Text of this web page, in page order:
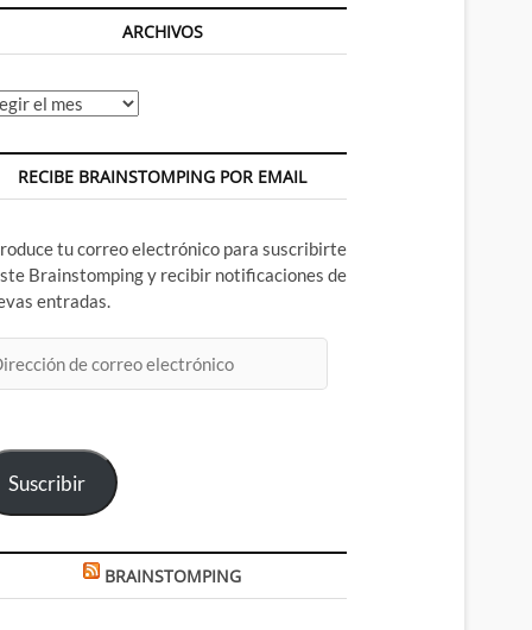
ARCHIVOS
RECIBE BRAINSTOMPING POR EMAIL
tu correo electrónico para suscribirte
Brainstomping y recibir notificaciones de
entradas.
Suscribir
BRAINSTOMPING